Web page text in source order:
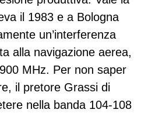
il 1983 e a Bologna
un’interferenza
alla navigazione aerea,
MHz. Per non saper
il pretore Grassi di
nella banda 104-108